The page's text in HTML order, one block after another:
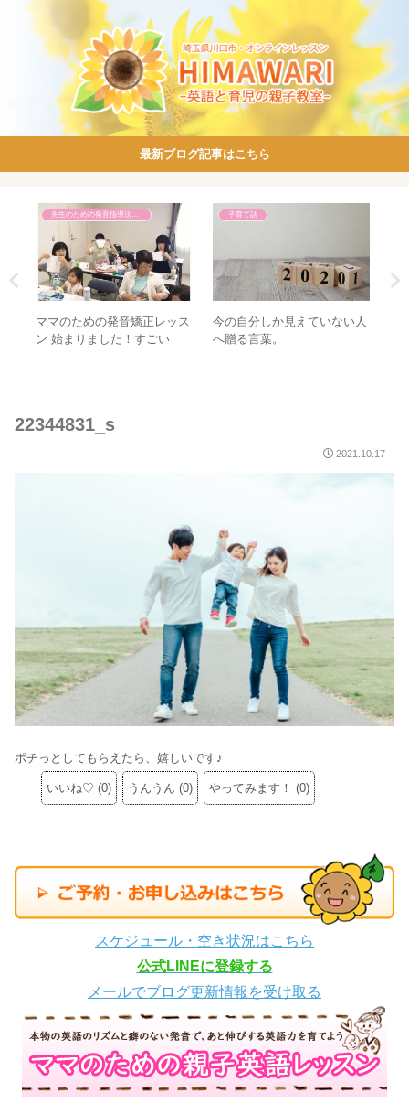
最新ブログ記事はこちら
音矯正レッス
た！すごい
子育て話
今の自分しか見えていない人
へ贈る言葉。
2019年度 カレンダー
22344831_s
2021.10.17
ポチっとしてもらえたら、嬉しいです♪
いいね♡ (0) うんうん (0) やってみます！ (0)
スケジュール・空き状況はこちら
公式LINEに登録する
メールでブログ更新情報を受け取る